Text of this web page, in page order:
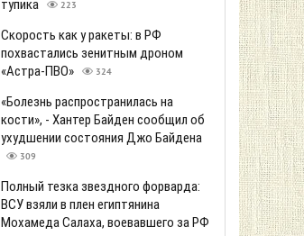
тупика
223
Скорость как у ракеты: в РФ
похвастались зенитным дроном
«Астра-ПВО»
324
«Болезнь распространилась на
кости», - Хантер Байден сообщил об
ухудшении состояния Джо Байдена
309
Полный тезка звездного форварда:
ВСУ взяли в плен египтянина
Мохамеда Салаха, воевавшего за РФ